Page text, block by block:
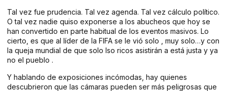
Tal vez fue prudencia. Tal vez agenda. Tal vez cálculo político.
O tal vez nadie quiso exponerse a los abucheos que hoy se
han convertido en parte habitual de los eventos masivos. Lo
cierto, es que al líder de la FIFA se le vió solo , muy solo…y con
la queja mundial de que solo lso ricos asistirán a está justa y ya
no el pueblo .
Y hablando de exposiciones incómodas, hay quienes
descubrieron que las cámaras pueden ser más peligrosas que